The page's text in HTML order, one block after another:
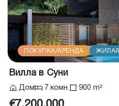
ПОКУПКА/АРЕНДА ЖИЛАЯ
Вилла в Суни
Дом 7 комн. 900 m²